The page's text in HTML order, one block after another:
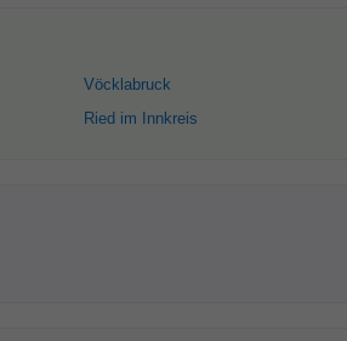
Vöcklabruck
Ried im Innkreis